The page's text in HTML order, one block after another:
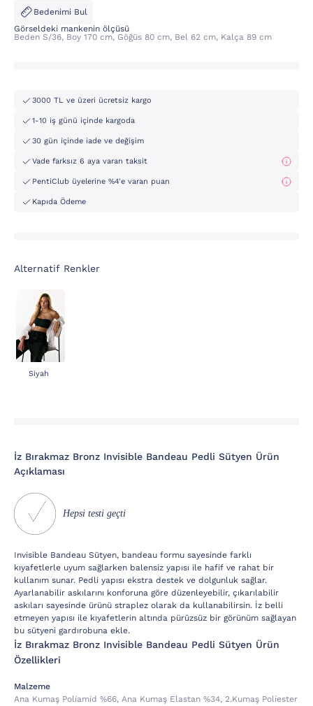
Bedenimi Bul
Görseldeki mankenin ölçüsü
Beden S/36, Boy 170 cm, Göğüs 80 cm, Bel 62 cm, Kalça 89 cm
3000 TL ve üzeri ücretsiz kargo
1-10 iş günü içinde kargoda
30 gün içinde iade ve değişim
Vade farksız 6 aya varan taksit
PentiClub üyelerine %4'e varan puan
Kapıda Ödeme
Alternatif Renkler
Siyah
İz Bırakmaz Bronz Invisible Bandeau Pedli Sütyen Ürün
Açıklaması
Hepsi testi geçti
Invisible Bandeau Sütyen, bandeau formu sayesinde farklı
kıyafetlerle uyum sağlarken balensiz yapısı ile hafif ve rahat bir
kullanım sunar. Pedli yapısı ekstra destek ve dolgunluk sağlar.
Ayarlanabilir askılarını konforuna göre düzenleyebilir, çıkarılabilir
askıları sayesinde ürünü straplez olarak da kullanabilirsin. İz belli
etmeyen yapısı ile kıyafetlerin altında pürüzsüz bir görünüm sağlayan
bu sütyeni gardırobuna ekle.
İz Bırakmaz Bronz Invisible Bandeau Pedli Sütyen Ürün
Özellikleri
Malzeme
Ana Kumaş Poli̇ami̇d %66, Ana Kumaş Elastan %34, 2.kumaş Poli̇ester